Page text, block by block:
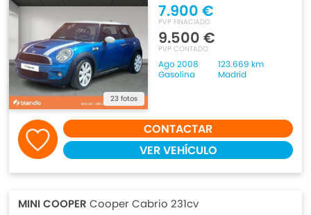
23 fotos
7.900 €
PVP FINACIADO
9.500 €
PVP CONTADO
Ago 2008
123.669 km
Gasolina
Madrid
CONTACTAR
VER VEHÍCULO
MINI COOPER Cooper Cabrio 231cv